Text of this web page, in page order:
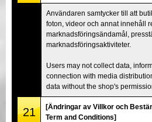
Användaren samtycker till att
foton, videor och annat innehåll
marknadsföringsändamål,
marknadsföringsaktiviteter.
Users may not collect data,
connection with media
data without the shop's
21
[Ändringar av Villkor och
Term and Conditions]